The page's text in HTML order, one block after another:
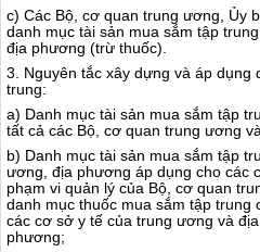
c) Các Bộ, cơ quan trung ương, Ủy
danh mục tài sản mua sắm tập
địa phương (trừ thuốc).
3. Nguyên tắc xây dựng và áp dụng
trung:
a) Danh mục tài sản mua sắm tập
tất cả các Bộ, cơ quan trung ương
b) Danh mục tài sản mua sắm tập
ương, địa phương áp dụng cho các
phạm vi quản lý của Bộ, cơ quan
danh mục thuốc mua sắm tập trung
các cơ sở y tế của trung ương và
phương;